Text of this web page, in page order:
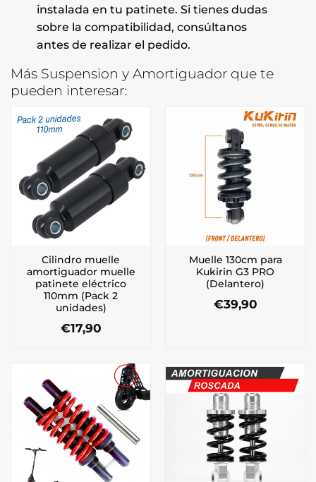
instalada en tu patinete. Si tienes dudas
sobre la compatibilidad, consúltanos
antes de realizar el pedido.
Más Suspension y Amortiguador que te
pueden interesar:
Cilindro muelle
amortiguador muelle
patinete eléctrico
110mm (Pack 2
unidades)
€17,90
Muelle 130cm para
Kukirin G3 PRO
(Delantero)
€39,90